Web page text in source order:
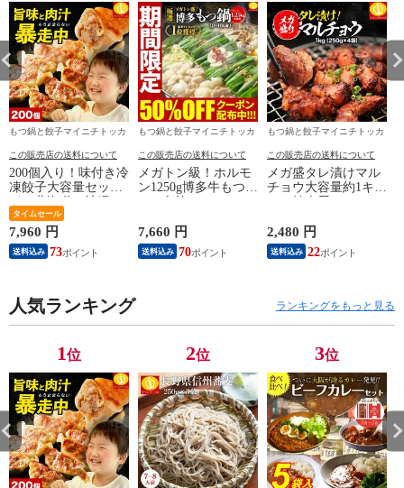
もつ鍋と餃子マイニチトッカ
この販売店の送料について
200個入り！味付き冷
凍餃子大容量セット
東北6県：追加送料必
要〉
タイムセール
7,960 円
送料込み 73
もつ鍋と餃子マイニチトッカ
この販売店の送料について
メガトン級！ホルモ
ン1250g博多牛もつ鍋
き〈※北海道・沖
縄・東北6県：追加送
料必要〉
7,660 円
送料込み 70
もつ鍋と餃子マイニチトッカ
この販売店の送料について
メガ盛タレ漬けマル
チョウ大容量約1キ
2,480 円
送料込み 22
人気ランキング ランキングをもっと見る
1位 2位 3位